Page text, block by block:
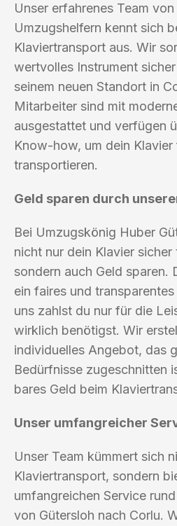
Unser erfahrenes Team
Umzugshelfern kennt sich
Klaviertransport aus. Wir
wertvolles Instrument
seinem neuen Standort in
Mitarbeiter sind mit
ausgestattet und verfügen
Know-how, um dein
transportieren.
Geld sparen durch
Bei Umzugskönig Huber
nicht nur dein Klavier sicher
sondern auch Geld sparen.
ein faires und
uns zahlst du nur für die
wirklich benötigst. Wir
individuelles Angebot, das
Bedürfnisse zugeschnitten
bares Geld beim
Unser umfangreicher
Unser Team kümmert sich
Klaviertransport, sondern
umfangreichen Service
von Gütersloh nach Corlu.